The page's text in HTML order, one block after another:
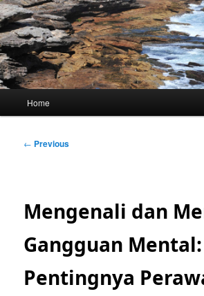
Skip
to
primary
content
Home
Post
← Previous
Mengenali dan
Gangguan Mental:
Pentingnya